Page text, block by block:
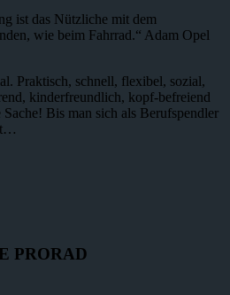
ist das Nützliche mit dem
wie beim Fahrrad.“ Adam Opel
Praktisch, schnell, flexibel, sozial,
kinderfreundlich, kopf-befreiend
Bis man sich als Berufspendler
PRORAD